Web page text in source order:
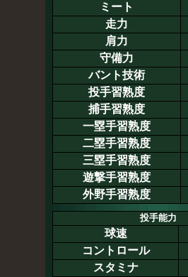
ミート
走力
肩力
守備力
バント技術
投手習熟度
捕手習熟度
一塁手習熟度
二塁手習熟度
三塁手習熟度
遊撃手習熟度
外野手習熟度
投手能力
球速
コントロール
スタミナ